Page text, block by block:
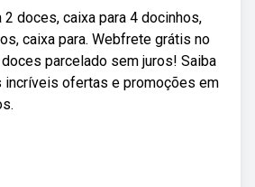
2 doces, caixa para 4 docinhos,
caixa para. Webfrete grátis no
parcelado sem juros! Saiba
ofertas e promoções em